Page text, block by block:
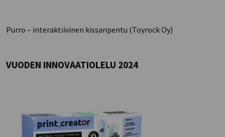
Purro – interaktiivinen kissanpentu (Toyrock Oy)
VUODEN INNOVAATIOLELU 2024